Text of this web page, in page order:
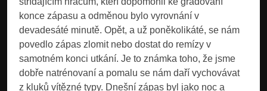
konce zápasu a odměnou bylo vyrovnání v
devadesáté minutě. Opět, a už poněkolikáté, se nám
povedlo zápas zlomit nebo dostat do remízy v
samotném konci utkání. Je to známka toho, že jsme
dobře natrénovaní a pomalu se nám daří vychovávat
z kluků vítězné typy. Dnešní zápas byl jako noc a